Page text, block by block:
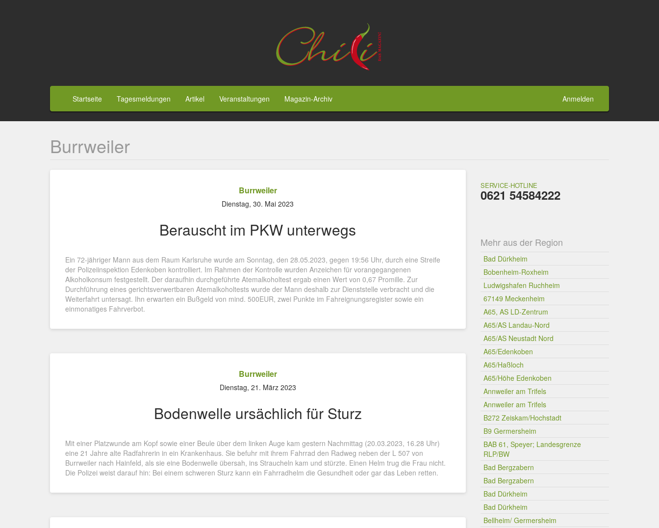
Benutzermenü Anmelden
Hauptnavigation
Startseite Tagesmeldungen Artikel Veranstaltungen Magazin-Archiv
Burrweiler
Burrweiler
Dienstag, 30. Mai 2023
Berauscht im PKW unterwegs
Ein 72-jähriger Mann aus dem Raum Karlsruhe wurde am Sonntag, den 28.05.2023, gegen 19:56 Uhr, durch eine Streife
der Polizeiinspektion Edenkoben kontrolliert. Im Rahmen der Kontrolle wurden Anzeichen für vorangegangenen
Alkoholkonsum festgestellt. Der daraufhin durchgeführte Atemalkoholtest ergab einen Wert von 0,67 Promille. Zur
Durchführung eines gerichtsverwertbaren Atemalkoholtests wurde der Mann deshalb zur Dienststelle verbracht und die
Weiterfahrt untersagt. Ihn erwarten ein Bußgeld von mind. 500EUR, zwei Punkte im Fahreignungsregister sowie ein
einmonatiges Fahrverbot.
Burrweiler
Dienstag, 21. März 2023
Bodenwelle ursächlich für Sturz
Mit einer Platzwunde am Kopf sowie einer Beule über dem linken Auge kam gestern Nachmittag (20.03.2023, 16.28 Uhr)
eine 21 Jahre alte Radfahrerin in ein Krankenhaus. Sie befuhr mit ihrem Fahrrad den Radweg neben der L 507 von
Burrweiler nach Hainfeld, als sie eine Bodenwelle übersah, ins Straucheln kam und stürzte. Einen Helm trug die Frau nicht.
Die Polizei weist darauf hin: Bei einem schweren Sturz kann ein Fahrradhelm die Gesundheit oder gar das Leben retten.
SERVICE-HOTLINE
0621 54584222
Mehr aus der Region
Bad Dürkheim
Bobenheim-Roxheim
Ludwigshafen Ruchheim
67149 Meckenheim
A65, AS LD-Zentrum
A65/AS Landau-Nord
A65/AS Neustadt Nord
A65/Edenkoben
A65/Haßloch
A65/Höhe Edenkoben
Annweiler am Trifels
Annweiler am Trifels
B272 Zeiskam/Hochstadt
B9 Germersheim
BAB 61, Speyer; Landesgrenze
RLP/BW
Bad Bergzabern
Bad Bergzabern
Bad Dürkheim
Bad Dürkheim
Bellheim/ Germersheim